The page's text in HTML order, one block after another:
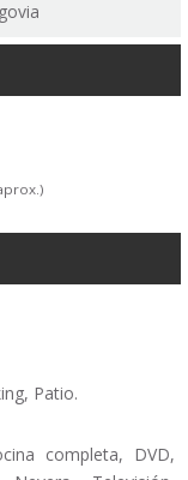
Patio.
completa, DVD,